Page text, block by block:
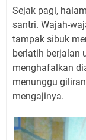
Sejak pagi,
santri. Wajah-
tampak sibuk
berlatih berjalan
menghafalkan
menunggu
mengajinya.